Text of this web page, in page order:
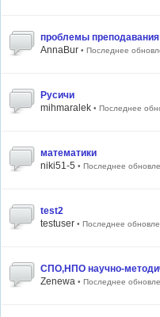
проблемы
AnnaBur • Последнее
Русичи
mihmaralek • Последнее
математики
niki51-5 • Последнее
test2
testuser • Последнее
СПО,НПО научно-
Zenewa • Последнее